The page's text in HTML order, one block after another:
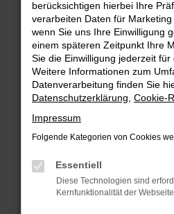
Fehler: Network
Beim Laden ist ein Fehler
Hier sind ein paar Tipps, die
Überprüfe deine
Internetverbindung.
Laden andere Webseiten,
Suchmaschine?
Prüfe deine
können das Laden
verhindern. Funktioniert
anderen Browser oder in
berücksichtigen hierbei Ihre
verarbeiten Daten für Marketing
wenn Sie uns Ihre Einwilligung
einem späteren Zeitpunkt Ihre
Sie die Einwilligung jederzeit für
Weitere Informationen zum
Datenverarbeitung finden Sie
Datenschutzerklärung Cookie-
Impressum
Folgende Kategorien von Cookies
Essentiell
Diese Technologien sind
Kernfunktionalität der